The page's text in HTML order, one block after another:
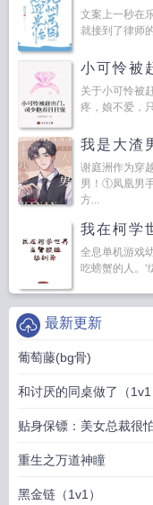
文案上一秒在
就接到了律师
小可怜被
关于小可怜被
疼，娘不爱，
我是大渣
谢庭洲作为穿
男！①凤凰男
方...
我在柯学
全息单机游戏
吃螃蟹的人。‘
最新更新
葡萄藤(bg骨)
和讨厌的同桌做了（1v1
贴身保镖：美女总裁很
重生之万道神瞳
黑金链（1v1）